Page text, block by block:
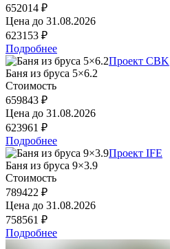
652014 ₽
Цена до 31.08.2026
623153 ₽
Подробнее
Проект CBK
Баня из бруса 5×6.2
Стоимость
659843 ₽
Цена до 31.08.2026
623961 ₽
Подробнее
Проект IFE
Баня из бруса 9×3.9
Стоимость
789422 ₽
Цена до 31.08.2026
758561 ₽
Подробнее